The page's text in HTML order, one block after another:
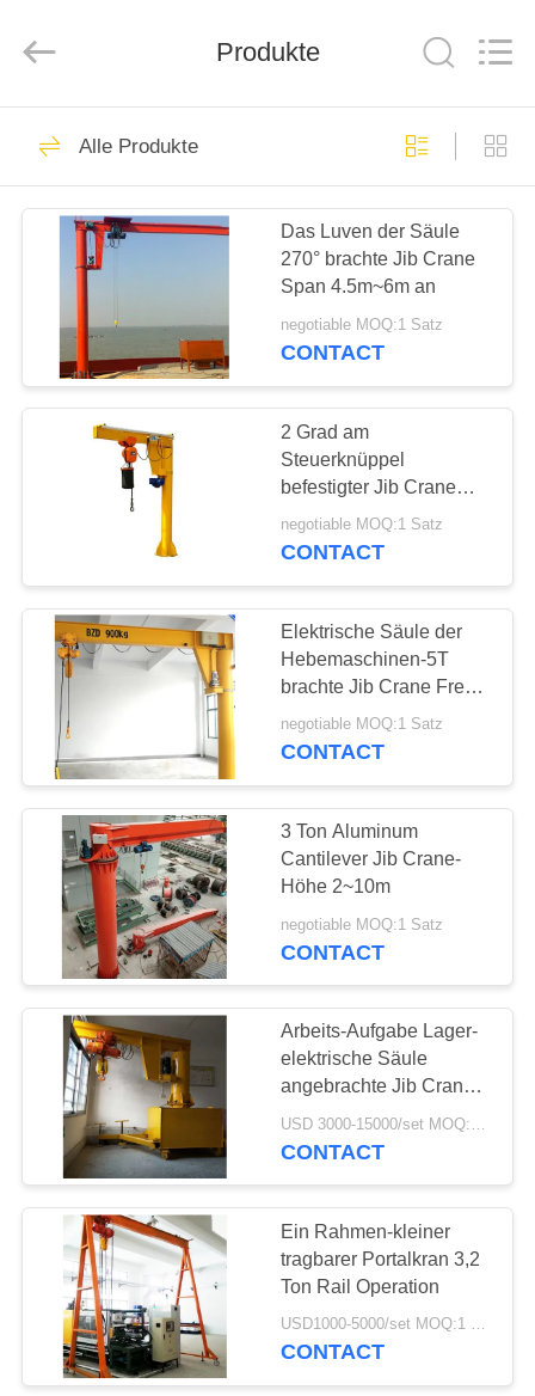
HAUS
PRODUKTE
ÜBER
FABRIK-
AUSFLUG
QUALITÄTSKONTROLLE
TRETEN
SIE
MIT
UNS
VERBINDUNG
FORDERN
ZITAT
SITEMAP
PRIVACY
POLICY
Ltd..
Aufwand, Reisen
Kran
Europäischer
Laufkran
43
Laufkran der
Werkstatt
tragbarer Portalkran
Elektroseilzug
Produkte
Alle Produkte
Das Luven der Säule
270° brachte Jib Crane
Span 4.5m~6m an
negotiable MOQ:1 Satz
CONTACT
2 Grad am
Steuerknüppel
befestigter Jib Crane
Compact Design der
Tonnen-360
negotiable MOQ:1 Satz
CONTACT
Elektrische Säule der
Hebemaschinen-5T
brachte Jib Crane Free
Standing an
negotiable MOQ:1 Satz
CONTACT
3 Ton Aluminum
Cantilever Jib Crane-
Höhe 2~10m
negotiable MOQ:1 Satz
CONTACT
Arbeits-Aufgabe Lager-
elektrische Säule
angebrachte Jib Cranes
A3-A5
USD 3000-15000/set MOQ:1 Satz
CONTACT
Ein Rahmen-kleiner
tragbarer Portalkran 3,2
Ton Rail Operation
USD1000-5000/set MOQ:1 Satz
CONTACT